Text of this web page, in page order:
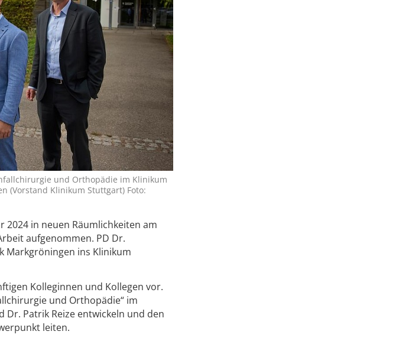
und Orthopädie im Klinikum
(Vorstand Klinikum Stuttgart) Foto:
in neuen Räumlichkeiten am
aufgenommen. PD Dr.
Markgröningen ins Klinikum
Kolleginnen und Kollegen vor.
und Orthopädie“ im
Patrik Reize entwickeln und den
leiten.